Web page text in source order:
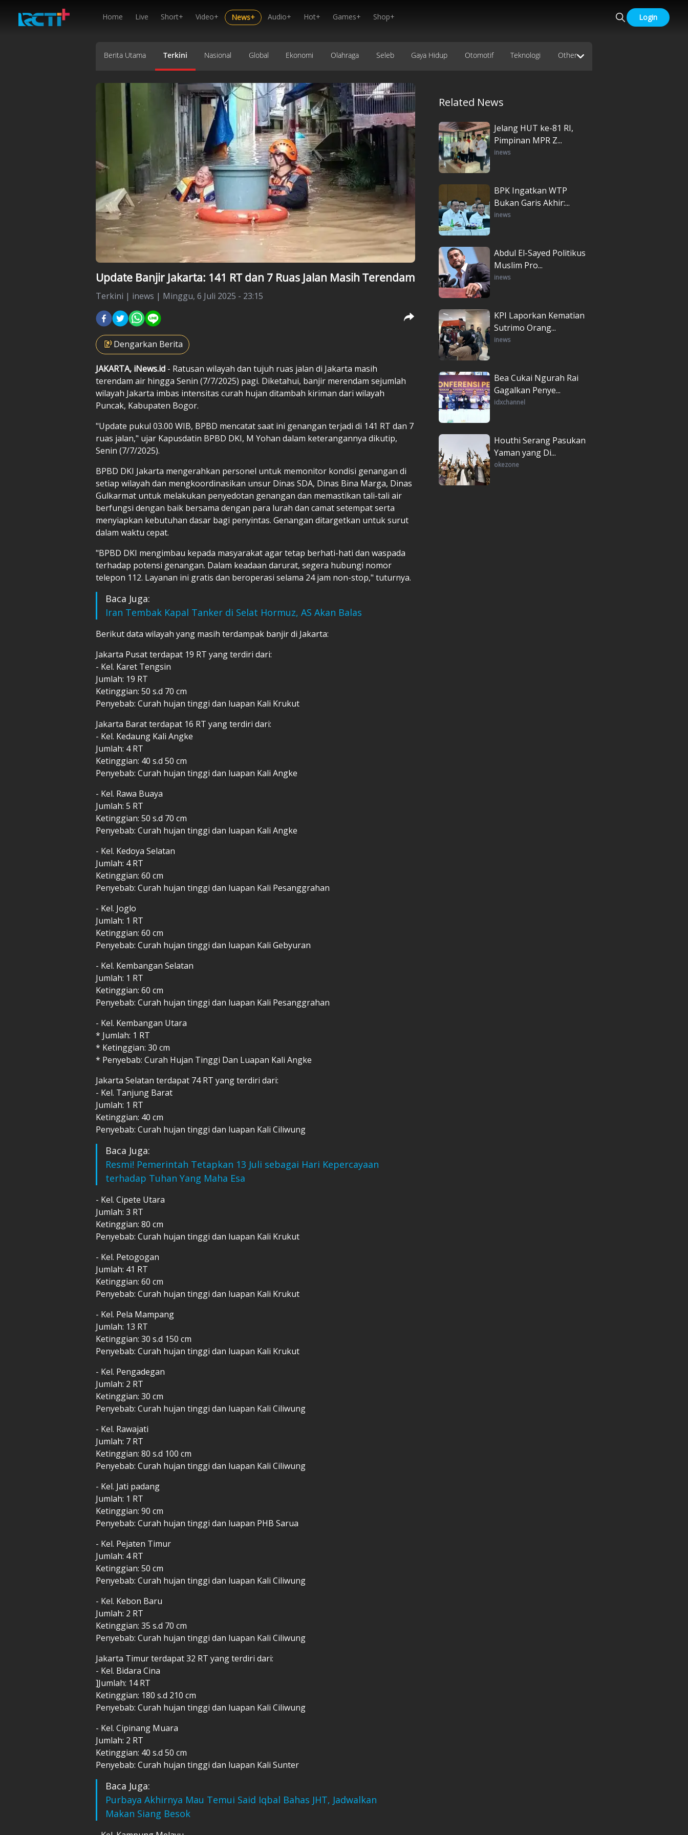
Home Live Short+ Video+ News+ Audio+ Hot+ Games+ Shop+ Login
Berita Utama Terkini Nasional Global Ekonomi Olahraga Seleb Gaya Hidup Otomotif Teknologi Other
Update Banjir Jakarta: 141 RT dan 7 Ruas Jalan Masih Terendam
Terkini | inews | Minggu, 6 Juli 2025 - 23:15
Dengarkan Berita
JAKARTA, iNews.id - Ratusan wilayah dan tujuh ruas jalan di Jakarta masih
terendam air hingga Senin (7/7/2025) pagi. Diketahui, banjir merendam sejumlah
wilayah Jakarta imbas intensitas curah hujan ditambah kiriman dari wilayah
Puncak, Kabupaten Bogor.
"Update pukul 03.00 WIB, BPBD mencatat saat ini genangan terjadi di 141 RT dan 7
ruas jalan," ujar Kapusdatin BPBD DKI, M Yohan dalam keterangannya dikutip,
Senin (7/7/2025).
BPBD DKI Jakarta mengerahkan personel untuk memonitor kondisi genangan di
setiap wilayah dan mengkoordinasikan unsur Dinas SDA, Dinas Bina Marga, Dinas
Gulkarmat untuk melakukan penyedotan genangan dan memastikan tali-tali air
berfungsi dengan baik bersama dengan para lurah dan camat setempat serta
menyiapkan kebutuhan dasar bagi penyintas. Genangan ditargetkan untuk surut
dalam waktu cepat.
"BPBD DKI mengimbau kepada masyarakat agar tetap berhati-hati dan waspada
terhadap potensi genangan. Dalam keadaan darurat, segera hubungi nomor
telepon 112. Layanan ini gratis dan beroperasi selama 24 jam non-stop," tuturnya.
Baca Juga:
Iran Tembak Kapal Tanker di Selat Hormuz, AS Akan Balas
Berikut data wilayah yang masih terdampak banjir di Jakarta:
Jakarta Pusat terdapat 19 RT yang terdiri dari:
- Kel. Karet Tengsin
Jumlah: 19 RT
Ketinggian: 50 s.d 70 cm
Penyebab: Curah hujan tinggi dan luapan Kali Krukut
Jakarta Barat terdapat 16 RT yang terdiri dari:
- Kel. Kedaung Kali Angke
Jumlah: 4 RT
Ketinggian: 40 s.d 50 cm
Penyebab: Curah hujan tinggi dan luapan Kali Angke
- Kel. Rawa Buaya
Jumlah: 5 RT
Ketinggian: 50 s.d 70 cm
Penyebab: Curah hujan tinggi dan luapan Kali Angke
- Kel. Kedoya Selatan
Jumlah: 4 RT
Ketinggian: 60 cm
Penyebab: Curah hujan tinggi dan luapan Kali Pesanggrahan
- Kel. Joglo
Jumlah: 1 RT
Ketinggian: 60 cm
Penyebab: Curah hujan tinggi dan luapan Kali Gebyuran
- Kel. Kembangan Selatan
Jumlah: 1 RT
Ketinggian: 60 cm
Penyebab: Curah hujan tinggi dan luapan Kali Pesanggrahan
- Kel. Kembangan Utara
* Jumlah: 1 RT
* Ketinggian: 30 cm
* Penyebab: Curah Hujan Tinggi Dan Luapan Kali Angke
Jakarta Selatan terdapat 74 RT yang terdiri dari:
- Kel. Tanjung Barat
Jumlah: 1 RT
Ketinggian: 40 cm
Penyebab: Curah hujan tinggi dan luapan Kali Ciliwung
Baca Juga:
Resmi! Pemerintah Tetapkan 13 Juli sebagai Hari Kepercayaan
terhadap Tuhan Yang Maha Esa
- Kel. Cipete Utara
Jumlah: 3 RT
Ketinggian: 80 cm
Penyebab: Curah hujan tinggi dan luapan Kali Krukut
- Kel. Petogogan
Jumlah: 41 RT
Ketinggian: 60 cm
Penyebab: Curah hujan tinggi dan luapan Kali Krukut
- Kel. Pela Mampang
Jumlah: 13 RT
Ketinggian: 30 s.d 150 cm
Penyebab: Curah hujan tinggi dan luapan Kali Krukut
- Kel. Pengadegan
Jumlah: 2 RT
Ketinggian: 30 cm
Penyebab: Curah hujan tinggi dan luapan Kali Ciliwung
- Kel. Rawajati
Jumlah: 7 RT
Ketinggian: 80 s.d 100 cm
Penyebab: Curah hujan tinggi dan luapan Kali Ciliwung
- Kel. Jati padang
Jumlah: 1 RT
Ketinggian: 90 cm
Penyebab: Curah hujan tinggi dan luapan PHB Sarua
- Kel. Pejaten Timur
Jumlah: 4 RT
Ketinggian: 50 cm
Penyebab: Curah hujan tinggi dan luapan Kali Ciliwung
- Kel. Kebon Baru
Jumlah: 2 RT
Ketinggian: 35 s.d 70 cm
Penyebab: Curah hujan tinggi dan luapan Kali Ciliwung
Jakarta Timur terdapat 32 RT yang terdiri dari:
- Kel. Bidara Cina
]Jumlah: 14 RT
Ketinggian: 180 s.d 210 cm
Penyebab: Curah hujan tinggi dan luapan Kali Ciliwung
- Kel. Cipinang Muara
Jumlah: 2 RT
Ketinggian: 40 s.d 50 cm
Penyebab: Curah hujan tinggi dan luapan Kali Sunter
Baca Juga:
Purbaya Akhirnya Mau Temui Said Iqbal Bahas JHT, Jadwalkan
Makan Siang Besok
Related News
Jelang HUT ke-81 RI,
Pimpinan MPR Z...
inews
BPK Ingatkan WTP
Bukan Garis Akhir:...
inews
Abdul El-Sayed Politikus
Muslim Pro...
inews
KPI Laporkan Kematian
Sutrimo Orang...
inews
Bea Cukai Ngurah Rai
Gagalkan Penye...
idxchannel
Houthi Serang Pasukan
Yaman yang Di...
okezone